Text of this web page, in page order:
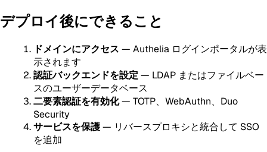
デプロイ後にできること
ドメインにアクセス — Authelia ログインポータルが表
示されます
認証バックエンドを設定 — LDAP またはファイルベー
スのユーザーデータベース
二要素認証を有効化— TOTP、WebAuthn、Duo
Security
サービスを保護— リバースプロキシと統合して SSO
を追加